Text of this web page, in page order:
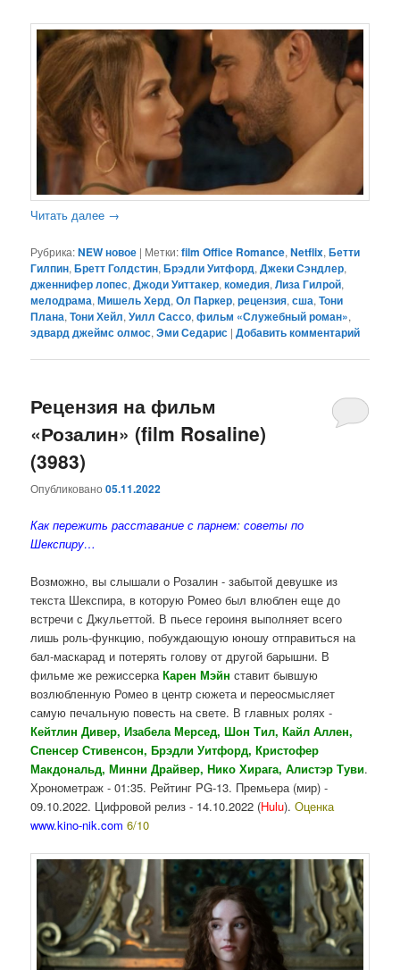
Читать далее →
Рубрика:NEW новое | Метки:film Office Romance,Netflix,Бетти
Гилпин,Бретт Голдстин,Брэдли Уитфорд,Джеки Сэндлер,
дженнифер лопес,Джоди Уиттакер,комедия,Лиза Гилрой,
мелодрама,Мишель Херд,Ол Паркер,рецензия,сша,Тони
Плана,Тони Хейл,Уилл Сассо,фильм «Служебный роман»,
эдвард джеймс олмос,Эми Седарис |Добавить комментарий
Рецензия на фильм
«Розалин» (film Rosaline)
(3983)
Опубликовано05.11.2022
Как пережить расставание с парнем: советы по
Шекспиру…
Возможно, вы слышали о Розалин - забытой девушке из
текста Шекспира, в которую Ромео был влюблен еще до
встречи с Джульеттой. В пьесе героиня выполняет всего
лишь роль-функцию, побуждающую юношу отправиться на
бал-маскарад и потерять голову от другой барышни. В
фильме же режиссеркаКарен Мэйн ставит бывшую
возлюбленную Ромео в центр сюжета и переосмысляет
самую печальную повесть на свете. В главных ролях -
Кейтлин Дивер, Изабела Мерсед, Шон Тил, Кайл Аллен,
Спенсер Стивенсон, Брэдли Уитфорд, Кристофер
Макдональд, Минни Драйвер, Нико Хирага, Алистэр Туви.
Хронометраж - 01:35. Рейтинг PG-13. Премьера (мир) -
09.10.2022. Цифровой релиз - 14.10.2022 (Hulu).Оценка
www.kino-nik.com 6/10